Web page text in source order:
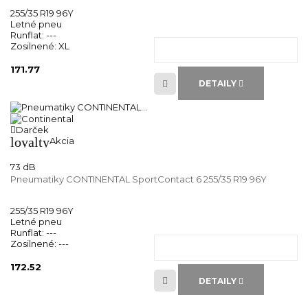
255/35 R19 96Y
Letné pneu
Runflat: ---
Zosilnené: XL
171.77
DETAILY
Darček
loyaltyAkcia
73 dB
Pneumatiky CONTINENTAL SportContact 6 255/35 R19 96Y
255/35 R19 96Y
Letné pneu
Runflat: ---
Zosilnené: ---
172.52
DETAILY